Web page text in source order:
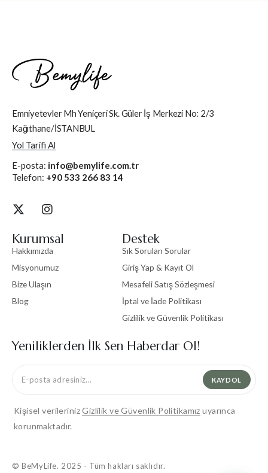
Emniyetevler Mh Yeniçeri Sk. Güler İş Merkezi No: 2/3
Kağıthane/İSTANBUL
Yol Tarifi Al
E-posta: info@bemylife.com.tr
Telefon: +90 533 266 83 14
Kurumsal
Hakkımızda
Misyonumuz
Bize Ulaşın
Blog
Destek
Sık Sorulan Sorular
Giriş Yap & Kayıt Ol
Mesafeli Satış Sözleşmesi
İptal ve İade Politikası
Gizlilik ve Güvenlik Politikası
Yeniliklerden İlk Sen Haberdar Ol!
KAYDOL
Kişisel verilerinizGizlilik ve Güvenlik Politikamız uyarınca
korunmaktadır.
© BeMyLife. 2025 - Tüm hakları saklıdır.